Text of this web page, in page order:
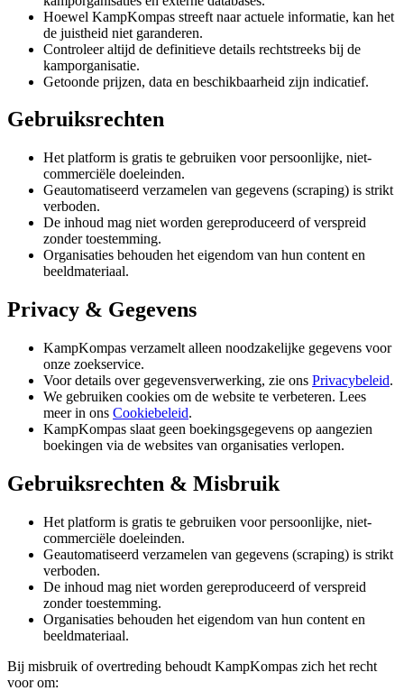
Hoewel KampKompas streeft naar actuele informatie, kan het
de juistheid niet garanderen.
Controleer altijd de definitieve details rechtstreeks bij de
kamporganisatie.
Getoonde prijzen, data en beschikbaarheid zijn indicatief.
Gebruiksrechten
Het platform is gratis te gebruiken voor persoonlijke, niet-
commerciële doeleinden.
Geautomatiseerd verzamelen van gegevens (scraping) is strikt
verboden.
De inhoud mag niet worden gereproduceerd of verspreid
zonder toestemming.
Organisaties behouden het eigendom van hun content en
beeldmateriaal.
Privacy & Gegevens
KampKompas verzamelt alleen noodzakelijke gegevens voor
onze zoekservice.
Voor details over gegevensverwerking, zie ons Privacybeleid.
We gebruiken cookies om de website te verbeteren. Lees
meer in ons Cookiebeleid.
KampKompas slaat geen boekingsgegevens op aangezien
boekingen via de websites van organisaties verlopen.
Gebruiksrechten & Misbruik
Het platform is gratis te gebruiken voor persoonlijke, niet-
commerciële doeleinden.
Geautomatiseerd verzamelen van gegevens (scraping) is strikt
verboden.
De inhoud mag niet worden gereproduceerd of verspreid
zonder toestemming.
Organisaties behouden het eigendom van hun content en
beeldmateriaal.
Bij misbruik of overtreding behoudt KampKompas zich het recht
voor om: